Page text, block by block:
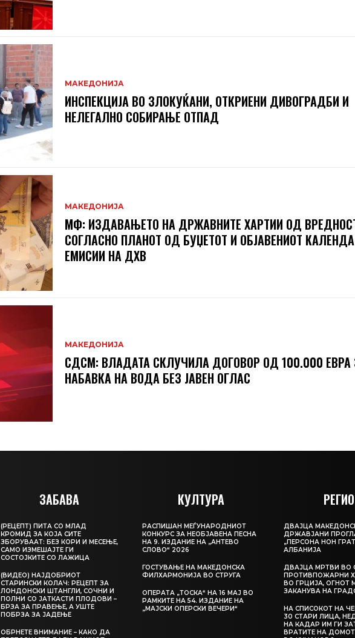
МАКЕДОНИЈА
ИНСПЕКЦИЈА ВО ЗЛОКУЌАНИ, ОТКРИЕНИ ДИВОГРАДБИ И
НЕЛЕГАЛНО СОБИРАЊЕ ОТПАД
МАКЕДОНИЈА
МФ: ИЗДАВАЊЕТО НА ДРЖАВНИТЕ ХАРТИИ ОД
СОГЛАСНО ПЛАНОТ ОД БУЏЕТОТ И ОБЈАВЕНИОТ
ЕМИСИИ НА ДХВ
МАКЕДОНИЈА
СДСМ: ВЛАДАТА СКЛУЧИЛА ДОГОВОР ОД 100.000 ЕВРА
НАБАВКА НА ВОДА БЕЗ ЈАВЕН ОГЛАС
ЗАБАВА
(РЕЦЕПТ) ПИТА СО МЛАД
КРОМИД ЗА КОЈА СИТЕ
ЗБОРУВААТ: БЕЗ КОРИ И МЕСЕЊЕ,
САМО ИЗМЕШАЈТЕ ГИ
СОСТОЈКИТЕ СО ЛАЖИЦА
(ВИДЕО) НАЈДОБРИОТ
СТАРИНСКИ КОЛАЧ: РЕЦЕПТ ЗА
ЛОНДОНСКИ ШТАНГЛИ, СОЧНИ И
ПОЛНИ СО ЈАТКАСТИ ПЛОДОВИ –
БРЗА ЗА ПРАВЕЊЕ, А УШТЕ
ПОБРЗА ЗА ЈАДЕЊЕ
ОБРНЕТЕ ВНИМАНИЕ – КАКО ДА
КУЛТУРА
РАСПИШАН МЕЃУНАРОДНИОТ
КОНКУРС ЗА НЕОБЈАВЕНА ПЕСНА
НА 9. ИЗДАНИЕ НА „АНТЕВО
СЛОВО“ 2026
ГОСТУВАЊЕ НА МАКЕДОНСКА
ФИЛХАРМОНИЈА ВО СТРУГА
ОПЕРАТА „ТОСКА“ НА 16 МАЈ ВО
РАМКИТЕ НА 54. ИЗДАНИЕ НА
„МАЈСКИ ОПЕРСКИ ВЕЧЕРИ“
ДВАЈЦА
ДРЖАВЈАНИ
„ПЕРСОНА НОН
АЛБАНИЈА
ДВАЈЦА МРТВИ ВО
ПРОТИВПОЖАРНИ
ВО ГРЦИЈА, ОГНОТ
ЗАКАНУВА НА
НА СПИСОКОТ НА
30 СТАРИ ЛИЦА,
НА КАДАР ИМ ГИ
ВРАТИТЕ НА